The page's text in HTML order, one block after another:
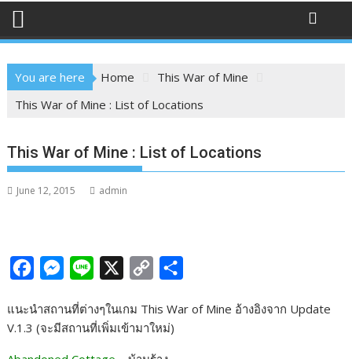
You are here Home
This War of Mine
This War of Mine : List of Locations
This War of Mine : List of Locations
June 12, 2015 admin
c
e
M
s
n
p
a
แนะนำสถานที่ต่างๆในเกม This War of Mine อ้างอิงจาก Update
V.1.3 (จะมีสถานที่เพิ่มเข้ามาใหม่)